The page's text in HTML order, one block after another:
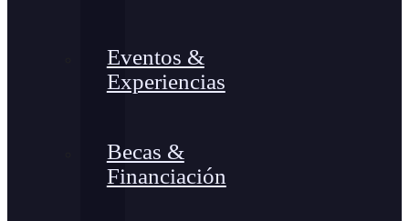
Eventos &
Experiencias
Becas &
Financiación